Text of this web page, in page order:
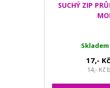
SUCHÝ ZIP
17,-
14,- Kč